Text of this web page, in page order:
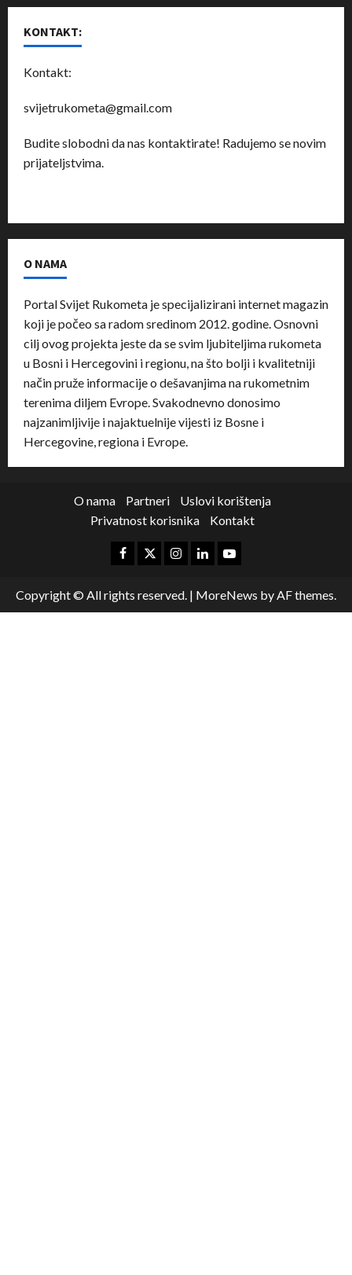
KONTAKT:
Kontakt:
svijetrukometa@gmail.com
Budite slobodni da nas kontaktirate! Radujemo se novim
prijateljstvima.
O NAMA
Portal Svijet Rukometa je specijalizirani internet magazin
koji je počeo sa radom sredinom 2012. godine. Osnovni
cilj ovog projekta jeste da se svim ljubiteljima rukometa
u Bosni i Hercegovini i regionu, na što bolji i kvalitetniji
način pruže informacije o dešavanjima na rukometnim
terenima diljem Evrope. Svakodnevno donosimo
najzanimljivije i najaktuelnije vijesti iz Bosne i
Hercegovine, regiona i Evrope.
O nama Partneri
Uslovi korištenja
Privatnost korisnika
Kontakt
Copyright © All rights reserved. | MoreNews by AF themes.